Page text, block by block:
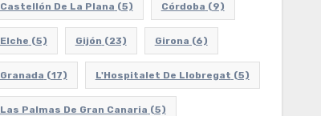
Castellón De La Plana (5) Córdoba (9)
Elche (5) Gijón (23) Girona (6)
Granada (17) L'Hospitalet De Llobregat (5)
Las Palmas De Gran Canaria (5)